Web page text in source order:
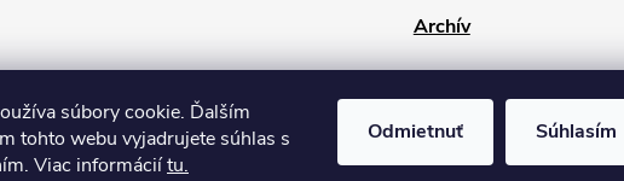
súbory cookie. Ďalším
tohto webu vyjadrujete súhlas s
Viac informáciítu.
Odmietnuť Súhlasím
Archív